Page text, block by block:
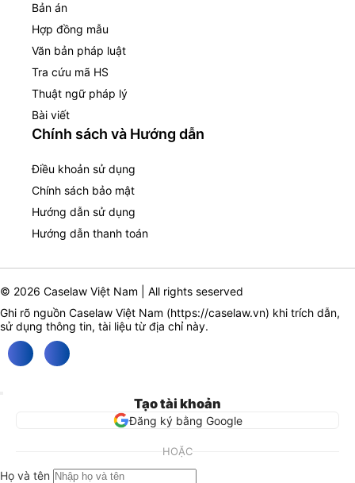
Bản án
Hợp đồng mẫu
Văn bản pháp luật
Tra cứu mã HS
Thuật ngữ pháp lý
Bài viết
Chính sách và Hướng dẫn
Điều khoản sử dụng
Chính sách bảo mật
Hướng dẫn sử dụng
Hướng dẫn thanh toán
© 2026 Caselaw Việt Nam | All rights seserved
Ghi rõ nguồn Caselaw Việt Nam (https://caselaw.vn) khi trích dẫn,
sử dụng thông tin, tài liệu từ địa chỉ này.
Tạo tài khoản
Đăng ký bằng Google
HOẶC
Họ và tên